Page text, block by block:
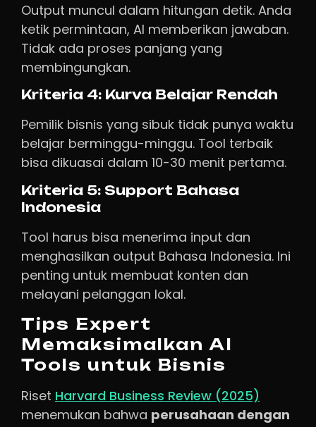
Output muncul dalam hitungan detik. Anda
ketik permintaan, AI memberikan jawaban.
Tidak ada proses panjang yang
membingungkan.
Kriteria 4: Kurva Belajar Rendah
Pemilik bisnis yang sibuk tidak punya waktu
belajar berminggu-minggu. Tool terbaik
bisa dikuasai dalam 10-30 menit pertama.
Kriteria 5: Support Bahasa
Indonesia
Tool harus bisa menerima input dan
menghasilkan output Bahasa Indonesia. Ini
penting untuk membuat konten dan
melayani pelanggan lokal.
Tips Expert
Memaksimalkan AI
Tools untuk Bisnis
Riset Harvard Business Review (2025)
menemukan bahwa perusahaan dengan